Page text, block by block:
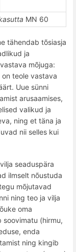
MN 60
tähendab tõsiasja
ja
mõjuga:
teole vastava
Uue sünni
arusaamises,
valikud ja
ning et täna ja
nii selles kui
seaduspära
ilmselt nõustuda
mõjutavad
ning teo ja vilja
oma
(hirmu,
enda
ning kingib